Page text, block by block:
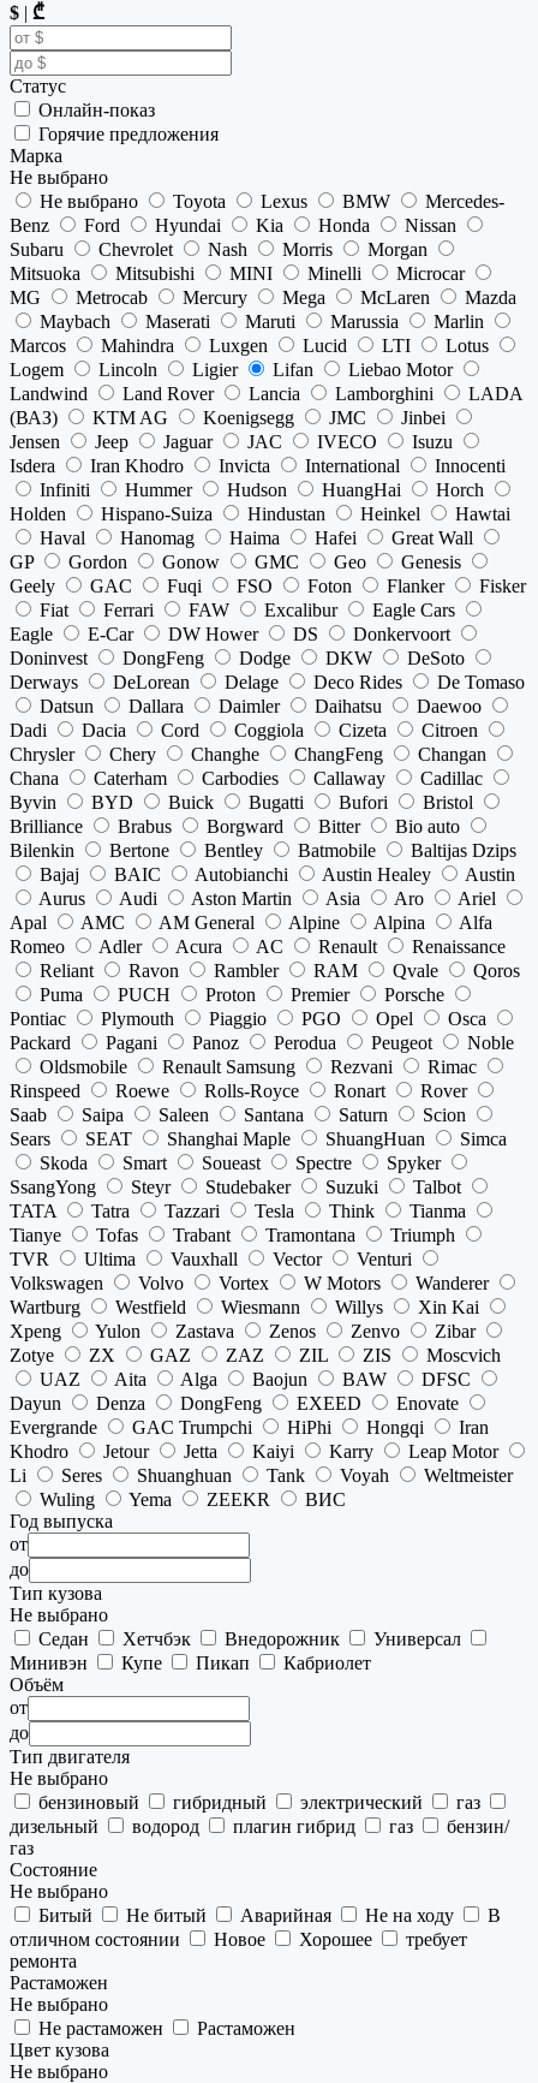
$ | ₾
Статус
Онлайн-показ
Горячие предложения
Марка
Не выбрано
Не выбрано
Toyota Lexus BMW
Mercedes-
Benz
Ford Hyundai Kia Honda
Nissan
Subaru
Chevrolet Nash Morris
Morgan
Mitsuoka
Mitsubishi MINI Minelli
Microcar
MG
Metrocab Mercury Mega McLaren
Mazda
Maybach
Maserati Maruti Marussia
Marlin
Marcos
Mahindra Luxgen Lucid LTI
Lotus
Logem
Lincoln Ligier Lifan
Liebao Motor
Landwind
Land Rover Lancia Lamborghini
LADA
(ВАЗ)
KTM AG Koenigsegg JMC
Jinbei
Jensen
Jeep Jaguar JAC IVECO
Isuzu
Isdera
Iran Khodro Invicta International
Innocenti
Infiniti
Hummer Hudson HuangHai
Horch
Holden
Hispano-Suiza Hindustan Heinkel
Hawtai
Haval
Hanomag Haima Hafei
Great Wall
GP
Gordon Gonow GMC Geo
Genesis
Geely
GAC Fuqi FSO Foton Flanker
Fisker
Fiat
Ferrari FAW Excalibur
Eagle Cars
Eagle
E-Car DW Hower DS
Donkervoort
Doninvest
DongFeng Dodge DKW
DeSoto
Derways
DeLorean Delage Deco Rides
De Tomaso
Datsun
Dallara Daimler Daihatsu
Daewoo
Dadi
Dacia Cord Coggiola Cizeta
Citroen
Chrysler
Chery Changhe ChangFeng
Changan
Chana
Caterham Carbodies Callaway
Cadillac
Byvin
BYD Buick Bugatti Bufori
Bristol
Brilliance
Brabus Borgward Bitter
Bio auto
Bilenkin
Bertone Bentley Batmobile
Baltijas Dzips
Bajaj
BAIC Autobianchi Austin Healey
Austin
Aurus
Audi Aston Martin Asia Aro
Ariel
Apal
AMC AM General Alpine Alpina
Alfa
Romeo
Adler Acura AC Renault
Renaissance
Reliant
Ravon Rambler RAM Qvale
Qoros
Puma
PUCH Proton Premier
Porsche
Pontiac
Plymouth Piaggio PGO Opel
Osca
Packard
Pagani Panoz Perodua Peugeot
Noble
Oldsmobile
Renault Samsung Rezvani
Rimac
Rinspeed
Roewe Rolls-Royce Ronart
Rover
Saab
Saipa Saleen Santana Saturn
Scion
Sears
SEAT Shanghai Maple ShuangHuan
Simca
Skoda
Smart Soueast Spectre
Spyker
SsangYong
Steyr Studebaker Suzuki
Talbot
TATA
Tatra Tazzari Tesla Think
Tianma
Tianye
Tofas Trabant Tramontana
Triumph
TVR
Ultima Vauxhall Vector
Venturi
Volkswagen
Volvo Vortex W Motors
Wanderer
Wartburg
Westfield Wiesmann Willys
Xin Kai
Xpeng
Yulon Zastava Zenos Zenvo
Zibar
Zotye
ZX GAZ ZAZ ZIL ZIS
Moscvich
UAZ
Aita Alga Baojun BAW
DFSC
Dayun
Denza DongFeng EXEED
Enovate
Evergrande
GAC Trumpchi HiPhi Hongqi
Iran
Khodro
Jetour Jetta Kaiyi Karry
Leap Motor
Li
Seres Shuanghuan Tank Voyah
Weltmeister
Wuling
Yema ZEEKR
ВИС
Год выпуска
от
до
Тип кузова
Не выбрано
Седан
Хетчбэк Внедорожник
Универсал
Минивэн
Купе Пикап
Кабриолет
Объём
от
до
Тип двигателя
Не выбрано
бензиновый
гибридный электрический
газ
дизельный
водород плагин гибрид газ
бензин/
газ
Состояние
Не выбрано
Битый
Не битый Аварийная Не на ходу
В
отличном состоянии
Новое Хорошее
требует
ремонта
Растаможен
Не выбрано
Не растаможен
Растаможен
Цвет кузова
Не выбрано